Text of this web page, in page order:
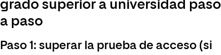
grado superior a universidad paso
a paso
Paso 1: superar la prueba de acceso (si